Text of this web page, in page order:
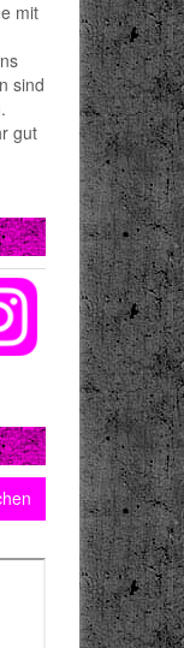
mit
sind
gut